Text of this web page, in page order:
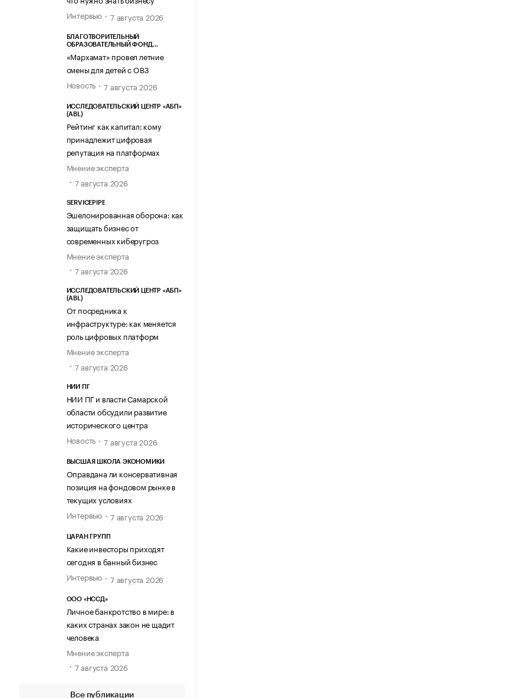
Интервью
7 августа 2026
БЛАГОТВОРИТЕЛЬНЫЙ
ОБРАЗОВАТЕЛЬНЫЙ ФОНД
«Мархамат» провел летние
смены для детей с ОВЗ
Новость
7 августа 2026
ИССЛЕДОВАТЕЛЬСКИЙ ЦЕНТР «АБП»
(ABL)
Рейтинг как капитал: кому
принадлежит цифровая
репутация на платформах
Мнение эксперта
7 августа 2026
SERVICEPIPE
Эшелонированная оборона: как
защищать бизнес от
современных киберугроз
Мнение эксперта
7 августа 2026
ИССЛЕДОВАТЕЛЬСКИЙ ЦЕНТР «АБП»
(ABL)
От посредника к
инфраструктуре: как меняется
роль цифровых платформ
Мнение эксперта
7 августа 2026
НИИ ПГ
НИИ ПГ и власти Самарской
области обсудили развитие
исторического центра
Новость
7 августа 2026
ВЫСШАЯ ШКОЛА ЭКОНОМИКИ
Оправдана ли консервативная
позиция на фондовом рынке в
текущих условиях
Интервью
7 августа 2026
ЦАРАН ГРУПП
Какие инвесторы приходят
сегодня в банный бизнес
Интервью
7 августа 2026
ООО «НССД»
Личное банкротство в мире: в
каких странах закон не щадит
человека
Мнение эксперта
7 августа 2026
Все публикации